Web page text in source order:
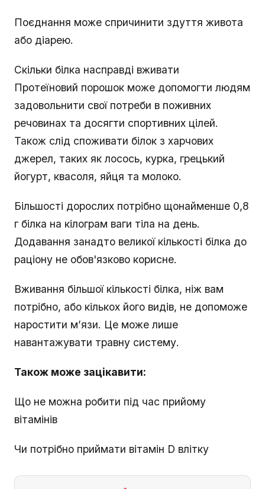
Поєднання може спричинити здуття живота
або діарею.
Скільки білка насправді вживати
Протеїновий порошок може допомогти людям
задовольнити свої потреби в поживних
речовинах та досягти спортивних цілей.
Також слід споживати білок з харчових
джерел, таких як лосось, курка, грецький
йогурт, квасоля, яйця та молоко.
Більшості дорослих потрібно щонайменше 0,8
г білка на кілограм ваги тіла на день.
Додавання занадто великої кількості білка до
раціону не обов'язково корисне.
Вживання більшої кількості білка, ніж вам
потрібно, або кількох його видів, не допоможе
наростити м’язи. Це може лише
навантажувати травну систему.
Також може зацікавити:
Що не можна робити під час прийому
вітамінів
Чи потрібно приймати вітамін D влітку